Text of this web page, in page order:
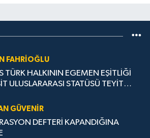
FAHRİOĞLU
TÜRK HALKININ EGEMEN EŞİTLİĞİ
ULUSLARARASI STATÜSÜ TEYİT
GÜVENİR
DEFTERİ KAPANDIĞINA